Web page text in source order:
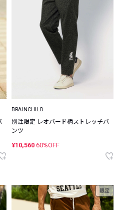
BRAINCHILD
別注限定 レオパード柄ストレッチパ
ンツ
¥10,560 60%OFF
限定